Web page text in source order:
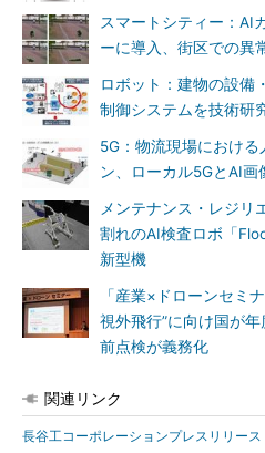
スマートシティー：AI
ーに導入、街区での異
ロボット：建物の設備
制御システムを技術研
5G：物流現場におけ
ン、ローカル5GとAI画
メンテナンス・レジリ
割れのAI検査ロボ「
新型機
「産業×ドローンセミ
視外飛行”に向け国が
前点検が義務化
関連リンク
長谷工コーポレーションプレスリリース